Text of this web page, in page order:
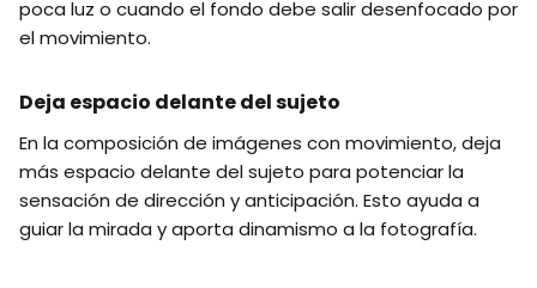
poca luz o cuando el fondo debe salir desenfocado por
el movimiento.
Deja espacio delante del sujeto
En la composición de imágenes con movimiento, deja
más espacio delante del sujeto para potenciar la
sensación de dirección y anticipación. Esto ayuda a
guiar la mirada y aporta dinamismo a la fotografía.